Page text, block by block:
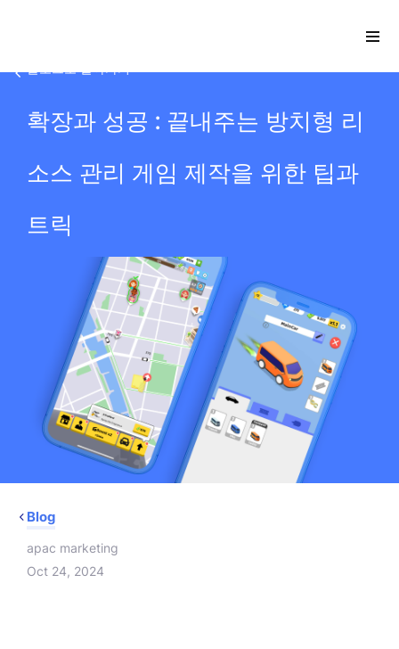
includes
확장과 성공 : 끝내주는 방치형 리
소스 관리 게임 제작을 위한 팁과
트릭
Blog
apac marketing
Oct 24, 2024